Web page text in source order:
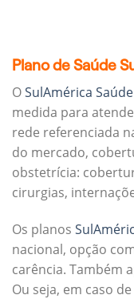
Plano de Saúde
OSulAmérica
medida para
rede referenciada
do mercado,
obstetrícia:
cirurgias,
Os planos
nacional, opção
carência. Também
Ou seja, em caso